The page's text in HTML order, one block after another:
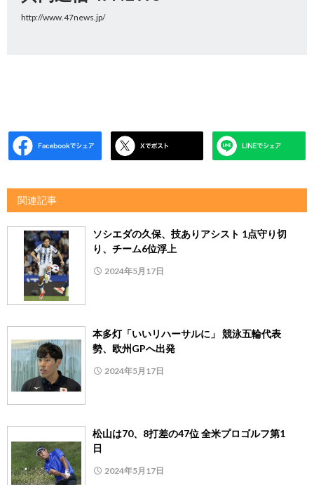
http://www.47news.jp/
関連記事
ソシエダの久保、技ありアシスト 1点守り切
り、チーム6位浮上
2024年5月17日
本多灯「いいリハーサルに」 競泳五輪代表
勢、欧州GPへ出発
2024年5月17日
松山は70、8打差の47位 全米プロゴルフ第1
日
2024年5月17日